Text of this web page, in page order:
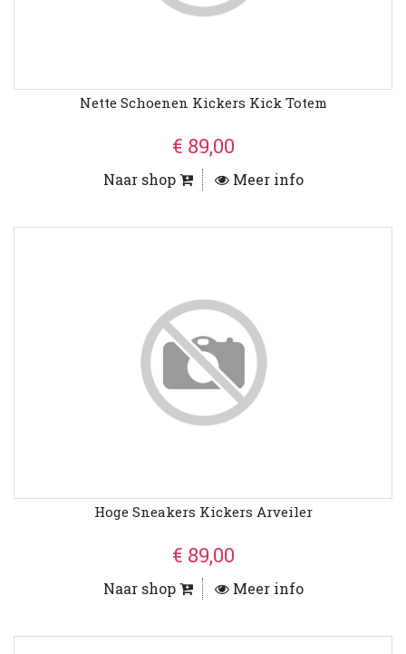
Nette Schoenen Kickers Kick Totem
€ 89,00
Naar shop Meer info
Hoge Sneakers Kickers Arveiler
€ 89,00
Naar shop Meer info